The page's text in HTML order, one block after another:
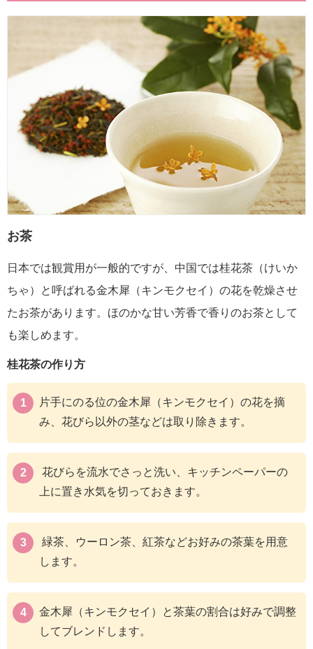
お茶
日本では観賞用が一般的ですが、中国では桂花茶（けいか
ちゃ）と呼ばれる金木犀（キンモクセイ）の花を乾燥させ
たお茶があります。ほのかな甘い芳香で香りのお茶として
も楽しめます。
桂花茶の作り方
片手にのる位の金木犀（キンモクセイ）の花を摘
み、花びら以外の茎などは取り除きます。
花びらを流水でさっと洗い、キッチンペーパーの
上に置き水気を切っておきます。
緑茶、ウーロン茶、紅茶などお好みの茶葉を用意
します。
金木犀（キンモクセイ）と茶葉の割合は好みで調整
してブレンドします。